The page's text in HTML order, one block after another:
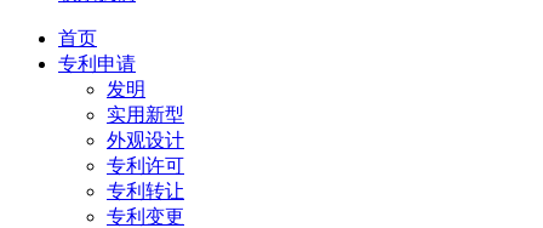
首页
专利申请
发明
实用新型
外观设计
专利许可
专利转让
专利变更